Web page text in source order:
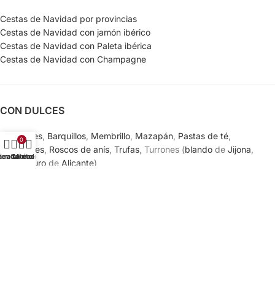
Cestas de Navidad por provincias
Cestas de Navidad con jamón ibérico
Cestas de Navidad con Paleta ibérica
Cestas de Navidad con Champagne
CON DULCES
Bombones Barquillos Membrillo Mazapán Pastas de té
Polvorones Roscos de anís Trufas , Turrones (blando de Jijona
duro de Alicante)
Lateral
0
Carrito
Mi cuenta